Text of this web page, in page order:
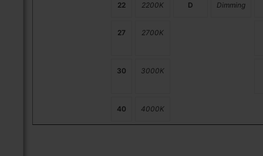
22 2200K D Dimming
27 2700K
30 3000K
40 4000K